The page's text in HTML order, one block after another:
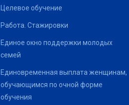
Целевое обучение
Работа. Стажировки
Единое окно поддержки молодых
семей
Единовременная выплата женщинам,
обучающимся по очной форме
обучения